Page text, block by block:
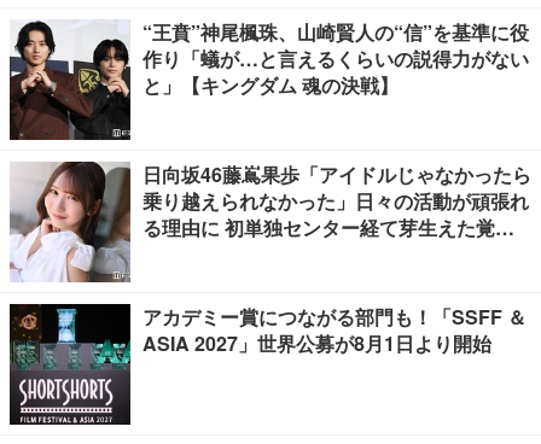
“王賁”神尾楓珠、山崎賢人の“信”を基準に役
作り「蟻が…と言えるくらいの説得力がない
と」【キングダム 魂の決戦】
日向坂46藤嶌果歩「アイドルじゃなかったら
乗り越えられなかった」日々の活動が頑張れ
る理由に 初単独センター経て芽生えた覚悟
アカデミー賞につながる部門も！「SSFF ＆
ASIA 2027」世界公募が8月1日より開始